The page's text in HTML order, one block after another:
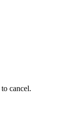
to cancel.